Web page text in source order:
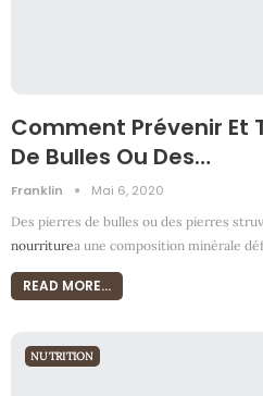
Comment Prévenir Et
De Bulles Ou Des…
Franklin Mai 6, 2020
Des pierres de bulles ou des pierres
nourriturea une composition minérale
READ MORE...
NUTRITION